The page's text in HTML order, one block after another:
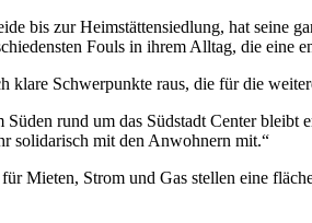
bis zur Heimstättensiedlung, hat seine
Fouls in ihrem Alltag, die eine
klare Schwerpunkte raus, die für die
Süden rund um das Südstadt Center bleibt
solidarisch mit den Anwohnern mit.“
für Mieten, Strom und Gas stellen eine